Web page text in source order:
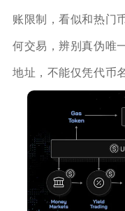
账限制，看似和热门
何交易，辨别真伪唯
地址，不能仅凭代币